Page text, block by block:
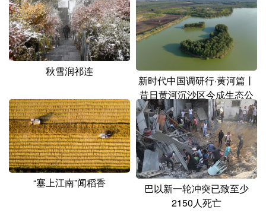
秋雪润祁连
新时代中国调研行·黄河篇丨
昔日黄河沉沙区今成生态公
园
“塞上江南”闻稻香
巴以新一轮冲突已致至少
2150人死亡